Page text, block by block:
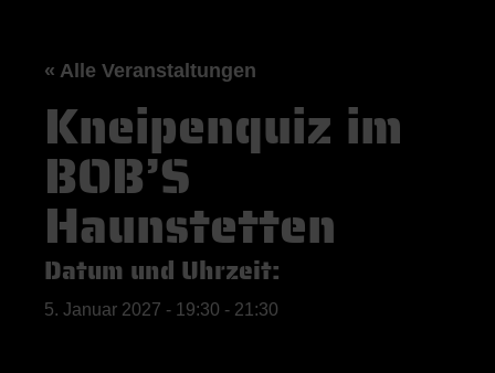
« Alle Veranstaltungen
Kneipenquiz im
BOB’S
Haunstetten
Datum und Uhrzeit:
5. Januar 2027 - 19:30 - 21:30